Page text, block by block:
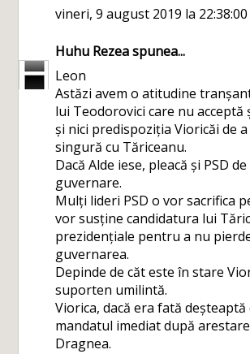
vineri, 9 august 2019 la 22:38:00
Huhu Rezeaspunea...
Leon
Astăzi avem o atitudine
lui Teodorovici care nu acceptă
și nici predispoziția Vioricăi de
singură cu Tăriceanu.
Dacă Alde iese, pleacă și PSD de
guvernare.
Mulți lideri PSD o vor sacrifica
vor susține candidatura lui
prezidențiale pentru a nu
guvernarea.
Depinde de căt este în stare
suporten umilintă.
Viorica, dacă era fată deșteaptă
mandatul imediat după
Dragnea.